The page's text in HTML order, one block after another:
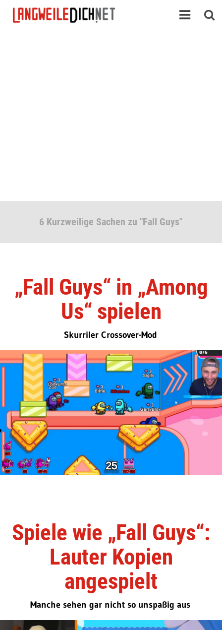
6 Kurzweilige Sachen zu "Fall Guys"
„Fall Guys“ in „Among
Us“ spielen
Skurriler Crossover-Mod
Spiele wie „Fall Guys“:
Lauter Kopien
angespielt
Manche sehen gar nicht so unspaßig aus